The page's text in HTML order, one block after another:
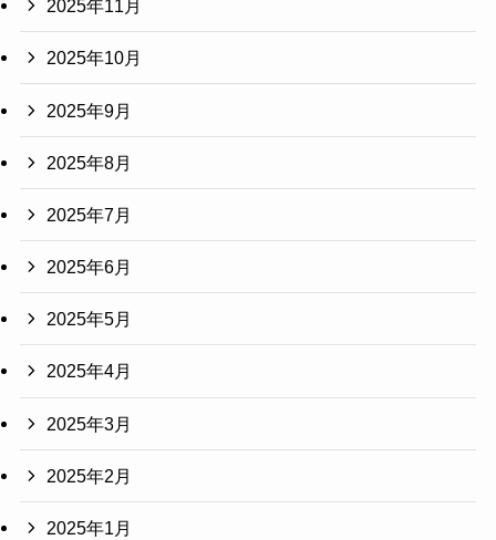
2025年11月
2025年10月
2025年9月
2025年8月
2025年7月
2025年6月
2025年5月
2025年4月
2025年3月
2025年2月
2025年1月